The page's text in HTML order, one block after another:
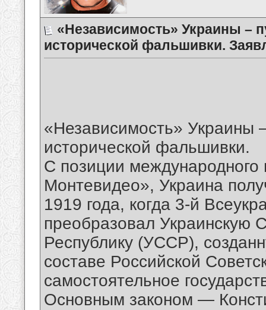
«Независимость» Украины –
исторической фальшивки.
«Независимость» Украины
исторической фальшивки.
С позиции
Монтевидео», Украина
1919 года, когда 3-й
преобразовал Украинскую
Республику (УССР),
составе Российской
самостоятельное
Основным законом —